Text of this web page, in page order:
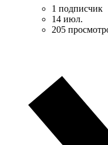
1 подписчик
14 июл.
205